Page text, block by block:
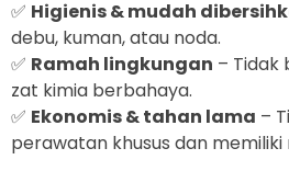
✅ Higienis & mudah
debu, kuman, atau noda.
✅ Ramah lingkungan – Tidak
zat kimia berbahaya.
✅ Ekonomis & tahan lama –
perawatan khusus dan